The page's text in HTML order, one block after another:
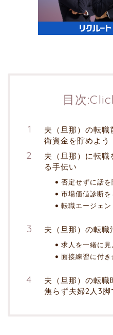
目次
夫（旦那）の転
衛資金を貯めよう
夫（旦那）に転職
る手伝い
否定せずに話を
市場価値診断を
転職エージェン
夫（旦那）の転職
求人を一緒に見
面接練習に付き
夫（旦那）の転職
焦らず夫婦2人3脚